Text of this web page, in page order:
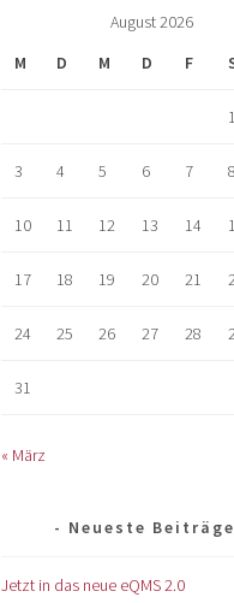
August 2026
M
D M D F
1
3 4 5 6 7 8
10 11 12 13 14
17 18 19 20 21
24 25 26 27 28
31
« März
Neueste Beiträge
Jetzt in das neue eQMS 2.0